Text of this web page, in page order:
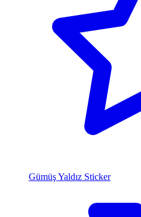
Gümüş Yaldız Sticker